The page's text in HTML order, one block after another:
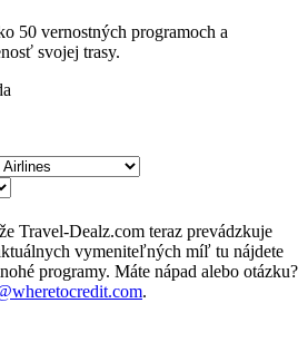
50 vernostných programoch a
svojej trasy.
Travel-Dealz.com teraz prevádzkuje
vymeniteľných míľ tu nájdete
programy. Máte nápad alebo otázku?
.